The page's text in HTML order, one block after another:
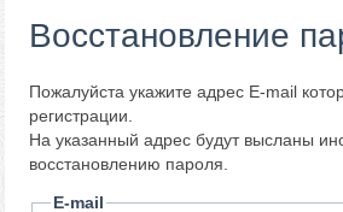
Восстановление
Пожалуйста укажите адрес E-mail
регистрации.
На указанный адрес будут высланы
восстановлению пароля.
E-mail